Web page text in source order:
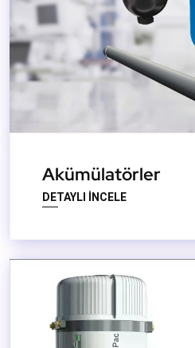
Akümülatörler
DETAYLI İNCELE